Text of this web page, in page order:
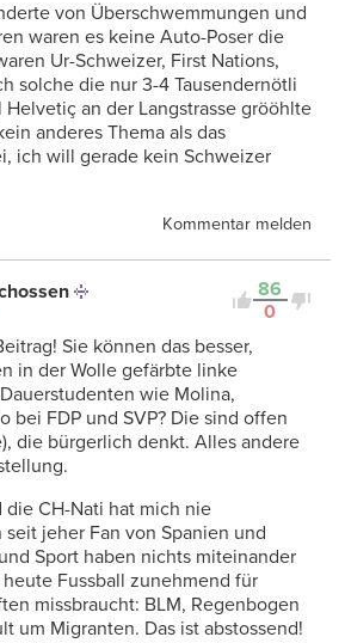
von Überschwemmungen und
waren es keine Auto-Poser die
Ur-Schweizer, First Nations,
solche die nur 3-4 Tausendernötli
an der Langstrasse grööhlte
anderes Thema als das
ich will gerade kein Schweizer
Kommentar melden
86
0
Sie können das besser,
in der Wolle gefärbte linke
wie Molina,
bei FDP und SVP? Die sind offen
die bürgerlich denkt. Alles andere
die CH-Nati hat mich nie
jeher Fan von Spanien und
Sport haben nichts miteinander
Fussball zunehmend für
missbraucht: BLM, Regenbogen
um Migranten. Das ist abstossend!